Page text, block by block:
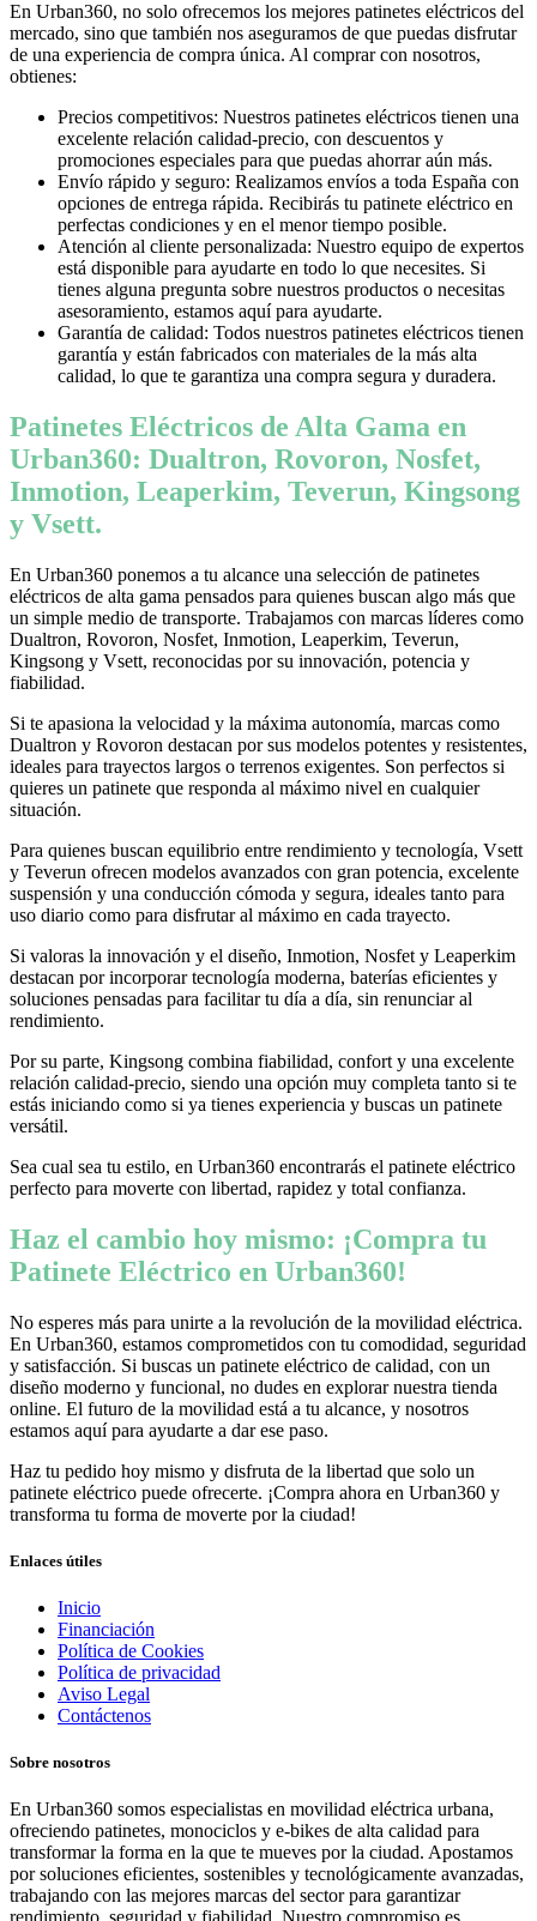
En Urban360, no solo ofrecemos los mejores patinetes eléctricos del
mercado, sino que también nos aseguramos de que puedas disfrutar
de una experiencia de compra única. Al comprar con nosotros,
obtienes:
Precios competitivos: Nuestros patinetes eléctricos tienen una
excelente relación calidad-precio, con descuentos y
promociones especiales para que puedas ahorrar aún más.
Envío rápido y seguro: Realizamos envíos a toda España con
opciones de entrega rápida. Recibirás tu patinete eléctrico en
perfectas condiciones y en el menor tiempo posible.
Atención al cliente personalizada: Nuestro equipo de expertos
está disponible para ayudarte en todo lo que necesites. Si
tienes alguna pregunta sobre nuestros productos o necesitas
asesoramiento, estamos aquí para ayudarte.
Garantía de calidad: Todos nuestros patinetes eléctricos tienen
garantía y están fabricados con materiales de la más alta
calidad, lo que te garantiza una compra segura y duradera.
Patinetes Eléctricos de Alta Gama en
Urban360: Dualtron, Rovoron, Nosfet,
Inmotion, Leaperkim, Teverun, Kingsong
y Vsett.
En Urban360 ponemos a tu alcance una selección de patinetes
eléctricos de alta gama pensados para quienes buscan algo más que
un simple medio de transporte. Trabajamos con marcas líderes como
Dualtron, Rovoron, Nosfet, Inmotion, Leaperkim, Teverun,
Kingsong y Vsett, reconocidas por su innovación, potencia y
fiabilidad.
Si te apasiona la velocidad y la máxima autonomía, marcas como
Dualtron y Rovoron destacan por sus modelos potentes y resistentes,
ideales para trayectos largos o terrenos exigentes. Son perfectos si
quieres un patinete que responda al máximo nivel en cualquier
situación.
Para quienes buscan equilibrio entre rendimiento y tecnología, Vsett
y Teverun ofrecen modelos avanzados con gran potencia, excelente
suspensión y una conducción cómoda y segura, ideales tanto para
uso diario como para disfrutar al máximo en cada trayecto.
Si valoras la innovación y el diseño, Inmotion, Nosfet y Leaperkim
destacan por incorporar tecnología moderna, baterías eficientes y
soluciones pensadas para facilitar tu día a día, sin renunciar al
rendimiento.
Por su parte, Kingsong combina fiabilidad, confort y una excelente
relación calidad-precio, siendo una opción muy completa tanto si te
estás iniciando como si ya tienes experiencia y buscas un patinete
versátil.
Sea cual sea tu estilo, en Urban360 encontrarás el patinete eléctrico
perfecto para moverte con libertad, rapidez y total confianza.
Haz el cambio hoy mismo: ¡Compra tu
Patinete Eléctrico en Urban360!
No esperes más para unirte a la revolución de la movilidad eléctrica.
En Urban360, estamos comprometidos con tu comodidad, seguridad
y satisfacción. Si buscas un patinete eléctrico de calidad, con un
diseño moderno y funcional, no dudes en explorar nuestra tienda
online. El futuro de la movilidad está a tu alcance, y nosotros
estamos aquí para ayudarte a dar ese paso.
Haz tu pedido hoy mismo y disfruta de la libertad que solo un
patinete eléctrico puede ofrecerte. ¡Compra ahora en Urban360 y
transforma tu forma de moverte por la ciudad!
Enlaces útiles
Inicio
Financiación
Política de Cookies
Política de privacidad
Aviso Legal
Contáctenos
Sobre nosotros
En Urban360 somos especialistas en movilidad eléctrica urbana,
ofreciendo patinetes, monociclos y e-bikes de alta calidad para
transformar la forma en la que te mueves por la ciudad. Apostamos
por soluciones eficientes, sostenibles y tecnológicamente avanzadas,
trabajando con las mejores marcas del sector para garantizar